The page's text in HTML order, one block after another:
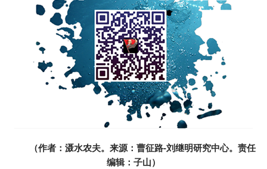
（作者：滠水农夫。来源：曹征路-刘继明研究中心。责任
编辑：子山）